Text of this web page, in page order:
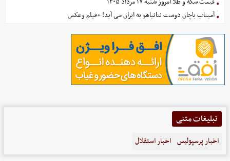
آمیتاب باچان دوست نتانیاهو به ایران می آید! +فیلم وعکس
تبلیغات متنی
اخبار پرسپولیس اخبار استقلال